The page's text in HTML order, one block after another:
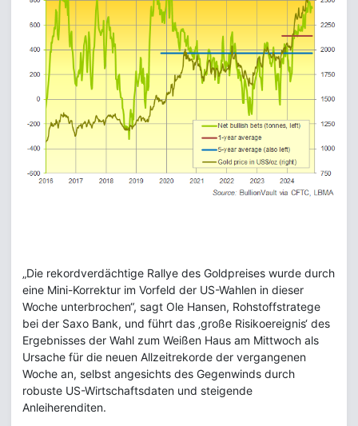
„Die rekordverdächtige Rallye des Goldpreises wurde durch
eine Mini-Korrektur im Vorfeld der US-Wahlen in dieser
Woche unterbrochen“, sagt Ole Hansen, Rohstoffstratege
bei der Saxo Bank, und führt das ‚große Risikoereignis‘ des
Ergebnisses der Wahl zum Weißen Haus am Mittwoch als
Ursache für die neuen Allzeitrekorde der vergangenen
Woche an, selbst angesichts des Gegenwinds durch
robuste US-Wirtschaftsdaten und steigende
Anleiherenditen.